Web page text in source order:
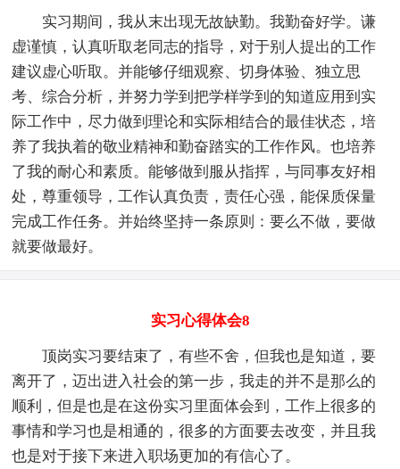
实习期间，我从末出现无故缺勤。我勤奋好学。谦
虚谨慎，认真听取老同志的指导，对于别人提出的工作
建议虚心听取。并能够仔细观察、切身体验、独立思
考、综合分析，并努力学到把学样学到的知道应用到实
际工作中，尽力做到理论和实际相结合的最佳状态，培
养了我执着的敬业精神和勤奋踏实的工作作风。也培养
了我的耐心和素质。能够做到服从指挥，与同事友好相
处，尊重领导，工作认真负责，责任心强，能保质保量
完成工作任务。并始终坚持一条原则：要么不做，要做
就要做最好。
实习心得体会8
顶岗实习要结束了，有些不舍，但我也是知道，要
离开了，迈出进入社会的第一步，我走的并不是那么的
顺利，但是也是在这份实习里面体会到，工作上很多的
事情和学习也是相通的，很多的方面要去改变，并且我
也是对于接下来进入职场更加的有信心了。